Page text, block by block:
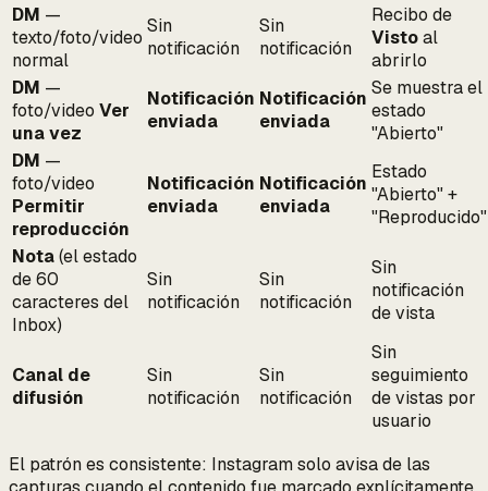
DM —
texto/foto/video
normal
Sin
notificación
Sin
notificación
Recibo de
Vistoal
abrirlo
DM —
foto/video Ver
una vez
Notificación
enviada
Notificación
enviada
Se muestra el
estado
"Abierto"
DM —
foto/video
Permitir
reproducción
Notificación
enviada
Notificación
enviada
Estado
"Abierto" +
"Reproducido"
Nota(el estado
de 60
caracteres del
Inbox)
Sin
notificación
Sin
notificación
Sin
notificación
de vista
Canal de
difusión
Sin
notificación
Sin
notificación
Sin
seguimiento
de vistas por
usuario
El patrón es consistente: Instagram solo avisa de las